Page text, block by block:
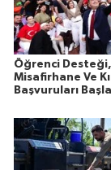
Öğrenci Desteği,
Misafirhane Ve
Başvuruları